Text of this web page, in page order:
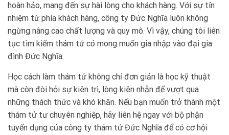
hoàn hảo, mang đến sự hài lòng cho khách hàng. Với sự tín
nhiệm từ phía khách hàng, công ty Đức Nghĩa luôn không
ngừng nâng cao chất lượng và quy mô. Vì vậy, chúng tôi liên
tục tìm kiếm thám tử có mong muốn gia nhập vào đại gia
đình Đức Nghĩa.
Học cách làm thám tử không chỉ đơn giản là học kỹ thuật
mà còn đòi hỏi sự kiên trì, lòng kiên nhẫn để vượt qua
những thách thức và khó khăn. Nếu bạn muốn trở thành một
thám tử tư chuyên nghiệp, hãy liên hệ ngay với bộ phận
tuyển dụng của công ty thám tử Đức Nghĩa để có cơ hội